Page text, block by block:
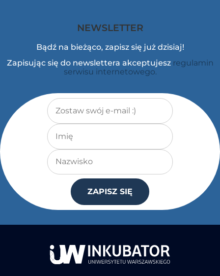
NEWSLETTER
Bądź na bieżąco, zapisz się już dzisiaj!
Zapisując się do newslettera akceptujesz regulamin
serwisu internetowego.
Adres e-mail*
Imię
Nazwisko
ZAPISZ SIĘ